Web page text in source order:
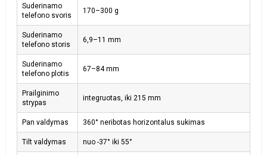
Suderinamo
telefono svoris
170–300 g
Suderinamo
telefono storis
6,9–11 mm
Suderinamo
telefono plotis
67–84 mm
Prailginimo
strypas
integruotas, iki 215 mm
Pan valdymas 360° neribotas horizontalus sukimas
Tilt valdymas nuo -37° iki 55°